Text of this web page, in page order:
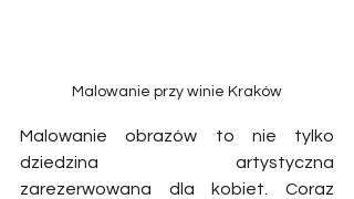
Malowanie przy winie Kraków
Malowanie obrazów to nie tylko
dziedzina artystyczna
zarezerwowana dla kobiet. Coraz